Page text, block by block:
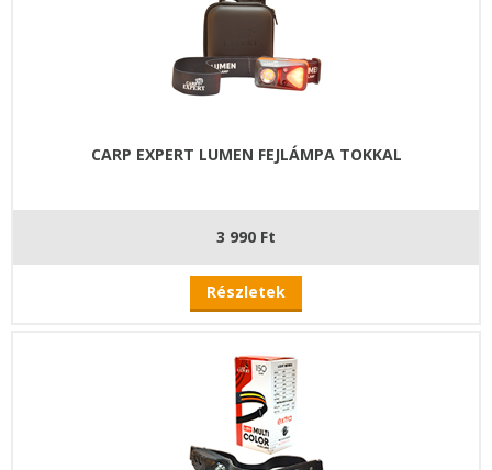
CARP EXPERT LUMEN FEJLÁMPA TOKKAL
3 990 Ft
Részletek